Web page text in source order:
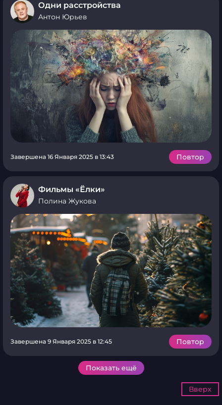
Одни расстройства
Антон Юрьев
Завершена 16 Января 2025 в 13:43 Повтор
Фильмы «Ёлки»
Полина Жукова
Завершена 9 Января 2025 в 12:45 Повтор
Показать ещё
Вверх